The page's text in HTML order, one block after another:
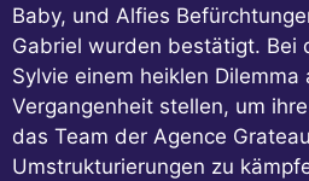
Baby, und Alfies
Gabriel wurden bestätigt. Bei
Sylvie einem heiklen Dilemma
Vergangenheit stellen, um
das Team der Agence
Umstrukturierungen zu